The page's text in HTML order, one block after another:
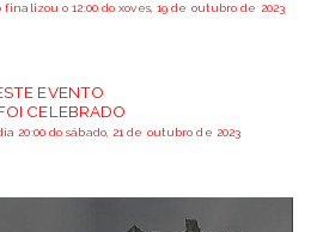
o 12:00 do xoves, 19 de outubro de 2023
EVENTO
CELEBRADO
20:00 do sábado, 21 de outubro de 2023